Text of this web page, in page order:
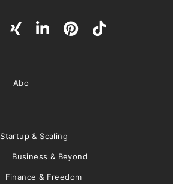
Abo
Startup & Scaling
Business & Beyond
Finance & Freedom